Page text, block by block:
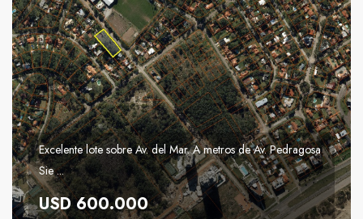
Excelente lote sobre Av. del Mar. A metros de Av. Pedragosa
Sie ...
USD 600.000